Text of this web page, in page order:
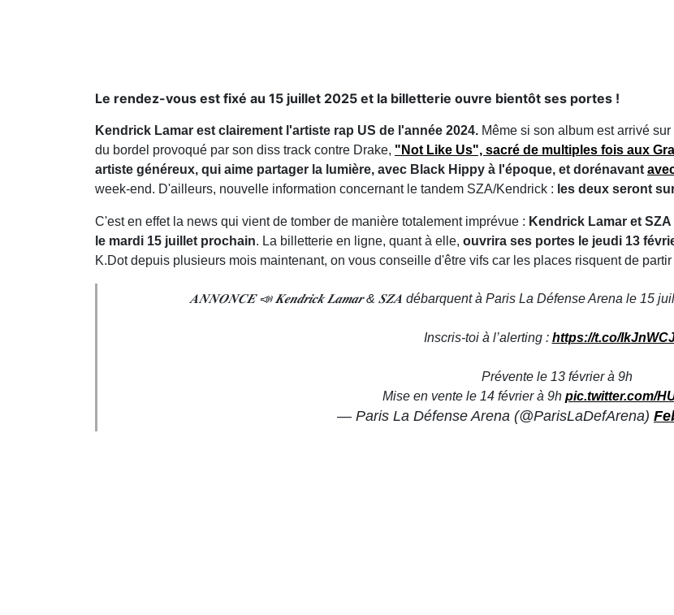
Le rendez-vous est fixé au 15 juillet 2025 et la billetterie ouvre bientôt ses portes !
Kendrick Lamar est clairement l'artiste rap US de l'année 2024. Même si son album est arrivé
du bordel provoqué par son diss track contre Drake, "Not Like Us", sacré de multiples fois aux
artiste généreux, qui aime partager la lumière, avec Black Hippy à l'époque, et dorénavant
week-end. D'ailleurs, nouvelle information concernant le tandem SZA/Kendrick : les deux seront
C'est en effet la news qui vient de tomber de manière totalement imprévue : Kendrick Lamar et
le mardi 15 juillet prochain. La billetterie en ligne, quant à elle, ouvrira ses portes le jeudi 13
K.Dot depuis plusieurs mois maintenant, on vous conseille d'être vifs car les places risquent de
𝑨𝑵𝑵𝑶𝑵𝑪𝑬 📣 𝑲𝒆𝒏𝒅𝒓𝒊𝒄𝒌 𝑳𝒂𝒎𝒂𝒓 & 𝑺𝒁𝑨 débarquent à Paris La Défense Arena le 15
Inscris-toi à l’alerting : https://t.co/
Prévente le 13 février à 9h
Mise en vente le 14 février à 9h pic.twitter.com/
— Paris La Défense Arena (@ParisLaDefArena)